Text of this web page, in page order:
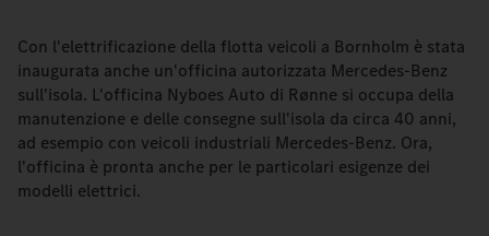
Con l'elettrificazione della flotta veicoli a Bornholm è stata
inaugurata anche un'officina autorizzata Mercedes-Benz
sull'isola. L'officina Nyboes Auto di Rønne si occupa della
manutenzione e delle consegne sull'isola da circa 40 anni,
ad esempio con veicoli industriali Mercedes-Benz. Ora,
l'officina è pronta anche per le particolari esigenze dei
modelli elettrici.